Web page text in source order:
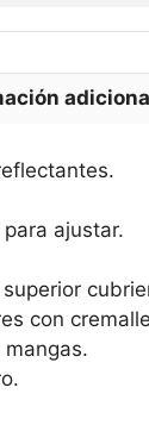
ajustar.
con